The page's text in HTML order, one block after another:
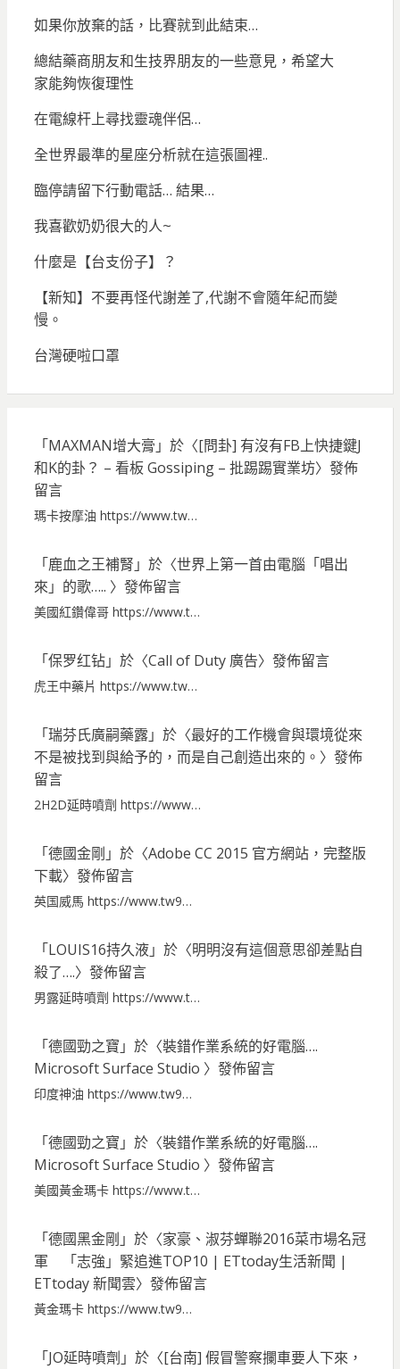
如果你放棄的話，比賽就到此結束…
總結藥商朋友和生技界朋友的一些意見，希望大
家能夠恢復理性
在電線杆上尋找靈魂伴侶…
全世界最準的星座分析就在這張圖裡..
臨停請留下行動電話… 結果…
我喜歡奶奶很大的人~
什麼是【台支份子】？
【新知】不要再怪代謝差了,代謝不會隨年紀而變
慢。
台灣硬啦口罩
「MAXMAN增大膏 」於〈[問卦] 有沒有FB上快捷鍵J
和K的卦？ – 看板 Gossiping – 批踢踢實業坊〉發佈
留言
瑪卡按摩油 https://www.tw…
「鹿血之王補腎 」於〈世界上第一首由電腦「唱出
來」的歌….. 〉發佈留言
美國紅鑽偉哥 https://www.t…
「保罗红钻」於〈Call of Duty 廣告〉發佈留言
虎王中藥片 https://www.tw…
「瑞芬氏廣嗣藥露」於〈最好的工作機會與環境從來
不是被找到與給予的，而是自己創造出來的。 〉發佈
留言
2H2D延時噴劑 https://www…
「德國金剛 」於〈Adobe CC 2015 官方網站，完整版
下載〉發佈留言
英国威馬 https://www.tw9…
「LOUIS16持久液」於〈明明沒有這個意思卻差點自
殺了….〉發佈留言
男露延時噴劑 https://www.t…
「德國勁之寶 」於〈裝錯作業系統的好電腦….
Microsoft Surface Studio 〉發佈留言
印度神油 https://www.tw9…
「德國勁之寶 」於〈裝錯作業系統的好電腦….
Microsoft Surface Studio 〉發佈留言
美國黃金瑪卡 https://www.t…
「德國黑金剛 」於〈家豪、淑芬蟬聯2016菜市場名冠
軍 「志強」緊追進TOP10 | ETtoday生活新聞 |
ETtoday 新聞雲〉發佈留言
黃金瑪卡 https://www.tw9…
「JO延時噴劑 」於〈[台南] 假冒警察攔車要人下來，